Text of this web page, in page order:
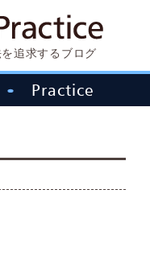
追求するブログ
Practice